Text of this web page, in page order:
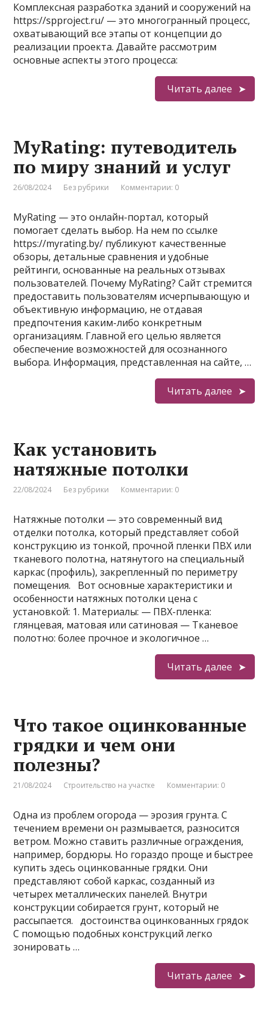
Комплексная разработка зданий и сооружений на
https://spproject.ru/ — это многогранный процесс,
охватывающий все этапы от концепции до
реализации проекта. Давайте рассмотрим
основные аспекты этого процесса:
Читать далее
MyRating: путеводитель
по миру знаний и услуг
26/08/2024 Без рубрики Комментарии: 0
MyRating — это онлайн-портал, который
помогает сделать выбор. На нем по ссылке
https://myrating.by/ публикуют качественные
обзоры, детальные сравнения и удобные
рейтинги, основанные на реальных отзывах
пользователей. Почему MyRating? Сайт стремится
предоставить пользователям исчерпывающую и
объективную информацию, не отдавая
предпочтения каким-либо конкретным
организациям. Главной его целью является
обеспечение возможностей для осознанного
выбора. Информация, представленная на сайте, …
Читать далее
Как установить
натяжные потолки
22/08/2024 Без рубрики Комментарии: 0
Натяжные потолки — это современный вид
отделки потолка, который представляет собой
конструкцию из тонкой, прочной пленки ПВХ или
тканевого полотна, натянутого на специальный
каркас (профиль), закрепленный по периметру
помещения. Вот основные характеристики и
особенности натяжных потолки цена с
установкой: 1. Материалы: — ПВХ-пленка:
глянцевая, матовая или сатиновая — Тканевое
полотно: более прочное и экологичное …
Читать далее
Что такое оцинкованные
грядки и чем они
полезны?
21/08/2024 Строительство на участке Комментарии: 0
Одна из проблем огорода — эрозия грунта. С
течением времени он размывается, разносится
ветром. Можно ставить различные ограждения,
например, бордюры. Но гораздо проще и быстрее
купить здесь оцинкованные грядки. Они
представляют собой каркас, созданный из
четырех металлических панелей. Внутри
конструкции собирается грунт, который не
рассыпается. достоинства оцинкованных грядок
С помощью подобных конструкций легко
зонировать …
Читать далее